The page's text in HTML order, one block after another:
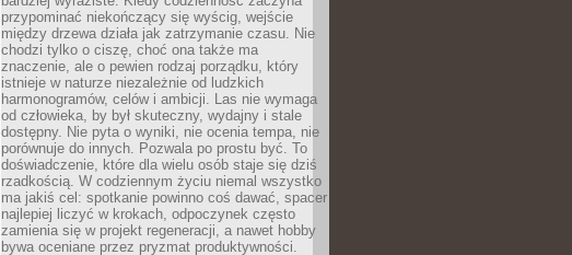
przypominać niekończący się wyścig, wejście
między drzewa działa jak zatrzymanie czasu. Nie
chodzi tylko o ciszę, choć ona także ma
znaczenie, ale o pewien rodzaj porządku, który
istnieje w naturze niezależnie od ludzkich
harmonogramów, celów i ambicji. Las nie wymaga
od człowieka, by był skuteczny, wydajny i stale
dostępny. Nie pyta o wyniki, nie ocenia tempa, nie
porównuje do innych. Pozwala po prostu być. To
doświadczenie, które dla wielu osób staje się dziś
rzadkością. W codziennym życiu niemal wszystko
ma jakiś cel: spotkanie powinno coś dawać, spacer
najlepiej liczyć w krokach, odpoczynek często
zamienia się w projekt regeneracji, a nawet hobby
bywa oceniane przez pryzmat produktywności.